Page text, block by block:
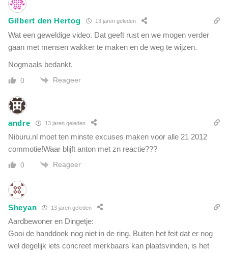
Gilbert den Hertog 13 jaren geleden
Wat een geweldige video. Dat geeft rust en we mogen verder
gaan met mensen wakker te maken en de weg te wijzen.
Nogmaals bedankt.
0 Reageer
andre 13 jaren geleden
Niburu.nl moet ten minste excuses maken voor alle 21 2012
commotie!Waar blijft anton met zn reactie???
0 Reageer
Sheyan 13 jaren geleden
Aardbewoner en Dingetje:
Gooi de handdoek nog niet in de ring. Buiten het feit dat er nog
wel degelijk iets concreet merkbaars kan plaatsvinden, is het